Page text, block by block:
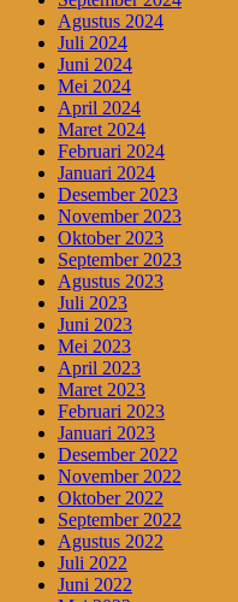
Agustus 2024
Juli 2024
Juni 2024
Mei 2024
April 2024
Maret 2024
Februari 2024
Januari 2024
Desember 2023
November 2023
Oktober 2023
September 2023
Agustus 2023
Juli 2023
Juni 2023
Mei 2023
April 2023
Maret 2023
Februari 2023
Januari 2023
Desember 2022
November 2022
Oktober 2022
September 2022
Agustus 2022
Juli 2022
Juni 2022